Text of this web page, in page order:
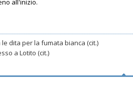
all'inizio.
dita per la fumata bianca (cit.)
a Lotito (cit.)